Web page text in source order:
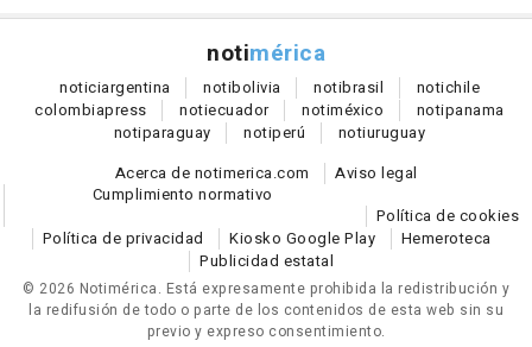
notimérica
noticiargentina notibolivia notibrasil notichile
colombiapress notiecuador notiméxico notipanama
notiparaguay notiperú notiuruguay
Acerca de notimerica.com
Aviso legal
Cumplimiento normativo
Política de cookies
Política de privacidad
Kiosko Google Play
Hemeroteca
Publicidad estatal
© 2026 Notimérica. Está expresamente prohibida la redistribución y
la redifusión de todo o parte de los contenidos de esta web sin su
previo y expreso consentimiento.